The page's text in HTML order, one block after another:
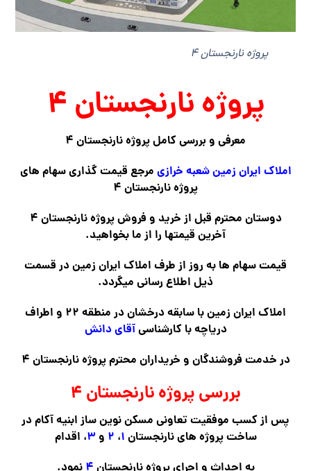
پروژه نارنجستان ۴
پروژه نارنجستان ۴
معرفی و بررسی کامل پروژه نارنجستان ۴
املاک ایران زمین شعبه خرازی مرجع قیمت گذاری سهام های
پروژه نارنجستان ۴
دوستان
محترم قبل از خرید و فروش پروژه نارنجستان ۴
آخرین قیمتها را از ما بخواهید.
قیمت سهام ها به روز از طرف املاک ایران زمین در قسمت
ذیل اطلاع رسانی میگردد.
املاک ایران زمین با سابقه درخشان در منطقه ۲۲ و اطراف
دریاچه با کارشناسیآقای دانش
در خدمت فروشندگان و خریداران محترم پروژه نارنجستان ۴
بررسی پروژه نارنجستان ۴
پس از کسب موفقیت تعاونی مسکن نوین ساز ابنیه آکام در
ساخت پروژه های نارنجستان ۱، ۲ و۳، اقدام